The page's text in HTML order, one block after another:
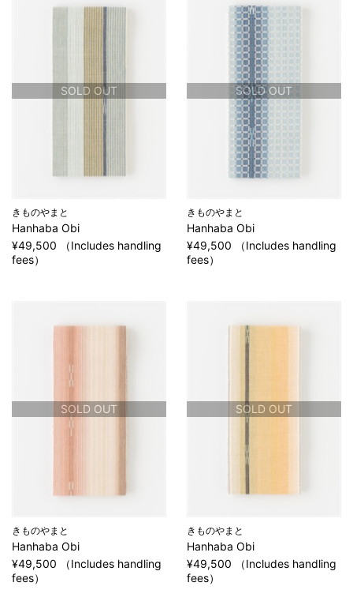
SOLD OUT
きものやまと
Hanhaba Obi
¥49,500 （Includes handling
fees）
SOLD OUT
きものやまと
Hanhaba Obi
¥49,500 （Includes handling
fees）
SOLD OUT
きものやまと
Hanhaba Obi
¥49,500 （Includes handling
fees）
SOLD OUT
きものやまと
Hanhaba Obi
¥49,500 （Includes handling
fees）